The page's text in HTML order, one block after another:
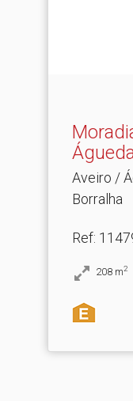
Aveiro /
Borralha
Ref:
208 m2